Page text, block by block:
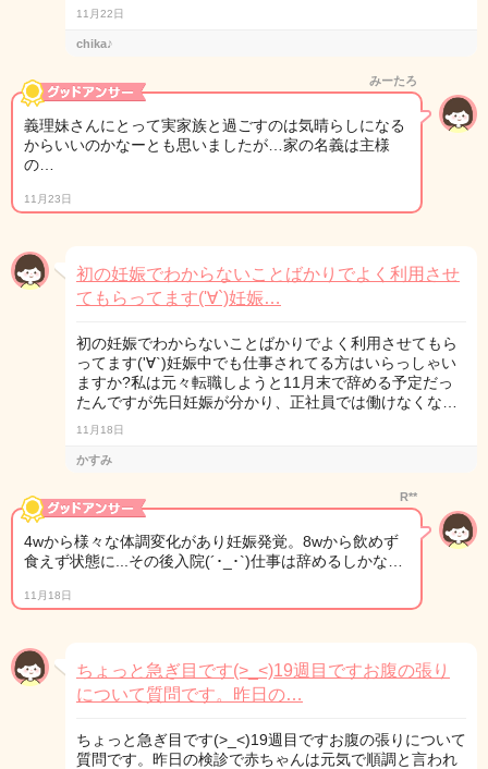
11月22日
chika♪
みーたろ
義理妹さんにとって実家族と過ごすのは気晴らしになる
からいいのかなーとも思いましたが…家の名義は主様
の…
11月23日
初の妊娠でわからないことばかりでよく利用させ
てもらってます('∀`)妊娠…
初の妊娠でわからないことばかりでよく利用させてもら
ってます('∀`)妊娠中でも仕事されてる方はいらっしゃい
ますか?私は元々転職しようと11月末で辞める予定だっ
たんですが先日妊娠が分かり、正社員では働けなくな…
11月18日
かすみ
R**
4wから様々な体調変化があり妊娠発覚。8wから飲めず
食えず状態に...その後入院(´･_･`)仕事は辞めるしかな…
11月18日
ちょっと急ぎ目です(>_<)19週目ですお腹の張り
について質問です。昨日の…
ちょっと急ぎ目です(>_<)19週目ですお腹の張りについて
質問です。昨日の検診で赤ちゃんは元気で順調と言われ